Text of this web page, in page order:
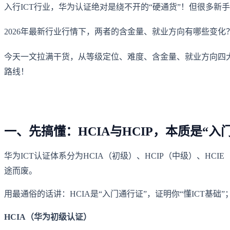
入行ICT行业，华为认证绝对是绕不开的“硬通货”！但很多
2026年最新行业行情下，两者的含金量、就业方向有哪些变化
今天一文拉满干货，从等级定位、难度、含金量、就业方向
路线！
一、先搞懂：HCIA与HCIP，本质是“入
华为ICT认证体系分为HCIA（初级）、HCIP（中级）、
途而废。
用最通俗的话讲：HCIA是“入门通行证”，证明你“懂ICT基础
HCIA（华为初级认证）